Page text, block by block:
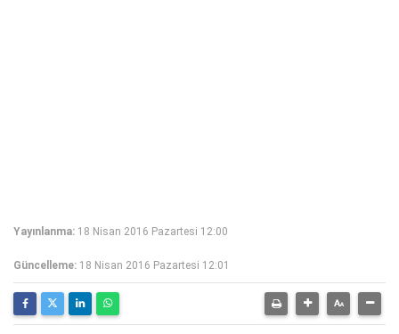
Yayınlanma: 18 Nisan 2016 Pazartesi 12:00
Güncelleme: 18 Nisan 2016 Pazartesi 12:01